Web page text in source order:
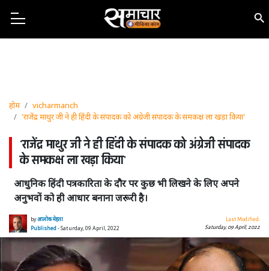
होम
vicharmanch
'राजेंद्र माथुर जी ने ही हिंदी के संपादक को अंग्रेजी संपादक के समकक्ष ला खड़ा किया'
'राजेंद्र माथुर जी ने ही हिंदी के संपादक को अंग्रेजी संपादक
के समकक्ष ला खड़ा किया'
आधुनिक हिंदी पत्रकारिता के दौर पर कुछ भी लिखने के लिए अपने
अनुभवों को ही आधार बनाना जरूरी है।
byआलोक मेहता
Published- Saturday, 09 April, 2022
Last Modified:
Saturday, 09 April, 2022